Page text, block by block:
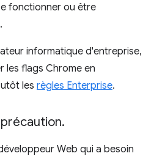
fonctionner ou être
informatique d'entreprise,
les flags Chrome en
les règles Enterprise.
.
Web qui a besoin